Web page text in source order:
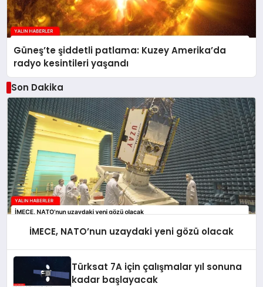
Güneş’te şiddetli patlama: Kuzey Amerika’da
radyo kesintileri yaşandı
Son Dakika
İMECE, NATO’nun uzaydaki yeni gözü olacak
Türksat 7A için çalışmalar yıl sonuna
kadar başlayacak